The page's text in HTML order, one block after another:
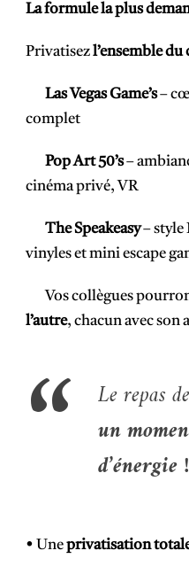
La formule la plus
Privatisezl’ensemble
Las Vegas Game’s–
complet
Pop Art 50’s–
cinéma privé, VR
The Speakeasy– style
vinyles et mini escape
Vos collègues
l’autre, chacun avec son
Le repas
un
d’énergie !
• Uneprivatisation